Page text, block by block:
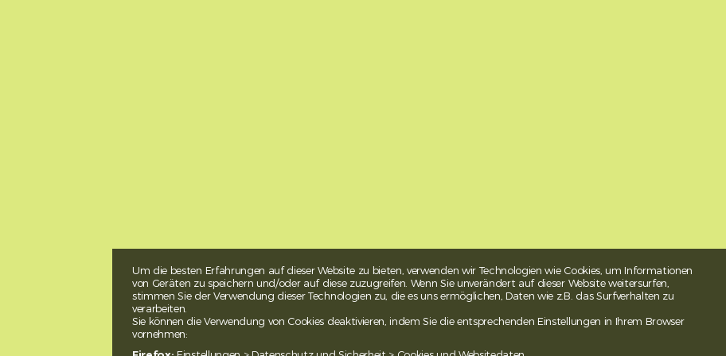
Um die besten Erfahrungen auf dieser Website zu bieten, verwenden wir Technologien wie Cookies, um Informationen
von Geräten zu speichern und/oder auf diese zuzugreifen. Wenn Sie unverändert auf dieser Website weitersurfen,
stimmen Sie der Verwendung dieser Technologien zu, die es uns ermöglichen, Daten wie z.B. das Surfverhalten zu
verarbeiten.
Sie können die Verwendung von Cookies deaktivieren, indem Sie die entsprechenden Einstellungen in Ihrem Browser
vornehmen: